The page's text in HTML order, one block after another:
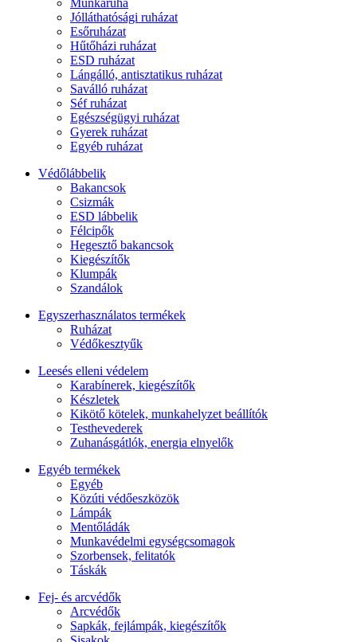
Munkaruha
Jólláthatósági ruházat
Esőruházat
Hűtőházi ruházat
ESD ruházat
Lángálló, antisztatikus ruházat
Saválló ruházat
Séf ruházat
Egészségügyi ruházat
Gyerek ruházat
Egyéb ruházat
Védőlábbelik
Bakancsok
Csizmák
ESD lábbelik
Félcipők
Hegesztő bakancsok
Kiegészítők
Klumpák
Szandálok
Egyszerhasználatos termékek
Ruházat
Védőkesztyűk
Leesés elleni védelem
Karabínerek, kiegészítők
Készletek
Kikötő kötelek, munkahelyzet beállítók
Testhevederek
Zuhanásgátlók, energia elnyelők
Egyéb termékek
Egyéb
Közúti védőeszközök
Lámpák
Mentőládák
Munkavédelmi egységcsomagok
Szorbensek, felitatók
Táskák
Fej- és arcvédők
Arcvédők
Sapkák, fejlámpák, kiegészítők